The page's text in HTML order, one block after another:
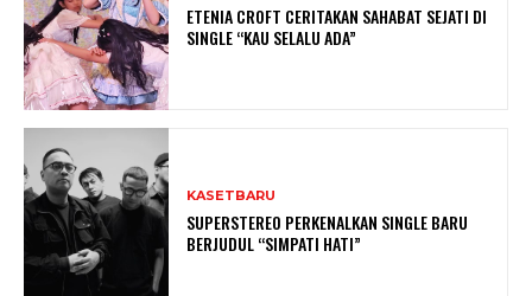
ETENIA CROFT CERITAKAN SAHABAT SEJATI DI
SINGLE “KAU SELALU ADA”
KASETBARU
SUPERSTEREO PERKENALKAN SINGLE BARU
BERJUDUL “SIMPATI HATI”